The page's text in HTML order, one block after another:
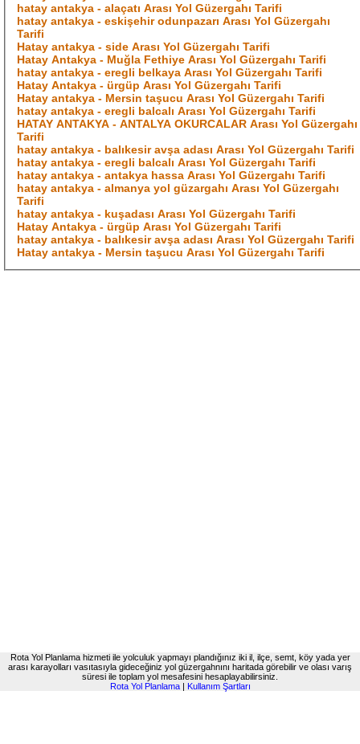
hatay antakya - alaçatı Arası Yol Güzergahı Tarifi
hatay antakya - eskişehir odunpazarı Arası Yol Güzergahı
Tarifi
Hatay antakya - side Arası Yol Güzergahı Tarifi
Hatay Antakya - Muğla Fethiye Arası Yol Güzergahı Tarifi
hatay antakya - eregli belkaya Arası Yol Güzergahı Tarifi
Hatay Antakya - ürgüp Arası Yol Güzergahı Tarifi
Hatay antakya - Mersin taşucu Arası Yol Güzergahı Tarifi
hatay antakya - eregli balcalı Arası Yol Güzergahı Tarifi
HATAY ANTAKYA - ANTALYA OKURCALAR Arası Yol Güzergahı
Tarifi
hatay antakya - balıkesir avşa adası Arası Yol Güzergahı Tarifi
hatay antakya - eregli balcalı Arası Yol Güzergahı Tarifi
hatay antakya - antakya hassa Arası Yol Güzergahı Tarifi
hatay antakya - almanya yol güzargahı Arası Yol Güzergahı
Tarifi
hatay antakya - kuşadası Arası Yol Güzergahı Tarifi
Hatay Antakya - ürgüp Arası Yol Güzergahı Tarifi
hatay antakya - balıkesir avşa adası Arası Yol Güzergahı Tarifi
Hatay antakya - Mersin taşucu Arası Yol Güzergahı Tarifi
Rota Yol Planlama hizmeti ile yolculuk yapmayı plandığınız iki il, ilçe, semt, köy yada yer
arası karayolları vasıtasıyla gideceğiniz yol güzergahnını haritada görebilir ve olası varış
süresi ile toplam yol mesafesini hesaplayabilirsiniz.
Rota Yol Planlama| Kullanım Şartları